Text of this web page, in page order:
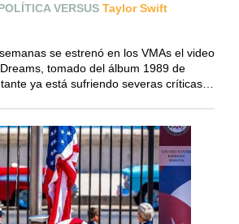
VERSUS Taylor Swift
se estrenó en los VMAs el video
tomado del álbum 1989 de
ya está sufriendo severas críticas…